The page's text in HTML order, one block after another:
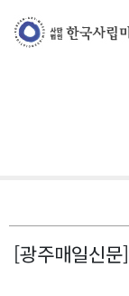
[광주매일신문]